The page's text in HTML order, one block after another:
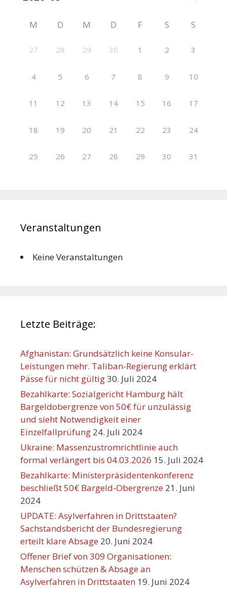
M D M D F S S
27 28 29 30 1 2 3
4 5 6 7 8 9 10
11 12 13 14 15 16 17
18 19 20 21 22 23 24
25 26 27 28 29 30 31
Veranstaltungen
Keine Veranstaltungen
Letzte Beiträge:
Afghanistan: Grundsätzlich keine Konsular-
Leistungen mehr. Taliban-Regierung erklärt
Pässe für nicht gültig30. Juli 2024
Bezahlkarte: Sozialgericht Hamburg hält
Bargeldobergrenze von 50€ für unzulässig
und sieht Notwendigkeit einer
Einzelfallprüfung 24. Juli 2024
Ukraine: Massenzustromrichtlinie auch
formal verlängert bis 04.03.2026 15. Juli 2024
Bezahlkarte: Ministerpräsidentenkonferenz
beschließt 50€ Bargeld-Obergrenze 21. Juni
2024
UPDATE: Asylverfahren in Drittstaaten?
Sachstandsbericht der Bundesregierung
erteilt klare Absage 20. Juni 2024
Offener Brief von 309 Organisationen:
Menschen schützen & Absage an
Asylverfahren in Drittstaaten 19. Juni 2024